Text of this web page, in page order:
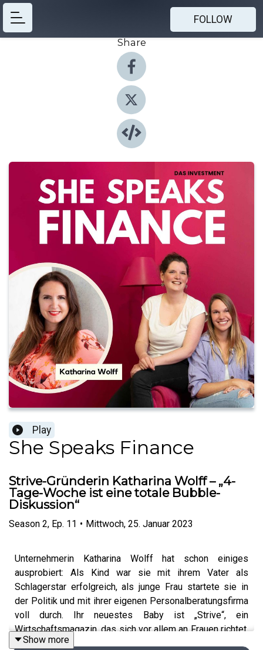
FOLLOW
Share
Play
She Speaks Finance
Strive-Gründerin Katharina Wolff – „4-
Tage-Woche ist eine totale Bubble-
Diskussion“
Season 2, Ep. 11 • Mittwoch, 25. Januar 2023
Unternehmerin Katharina Wolff hat schon einiges
ausprobiert: Als Kind war sie mit ihrem Vater als
Schlagerstar erfolgreich, als junge Frau startete sie in
der Politik und mit ihrer eigenen Personalberatungsfirma
voll durch. Ihr neuestes Baby ist „Strive“, ein
Wirtschaftsmagazin, das sich vor allem an Frauen richtet.
Mit welchen Herausforderungen Katharina sich als
Show more